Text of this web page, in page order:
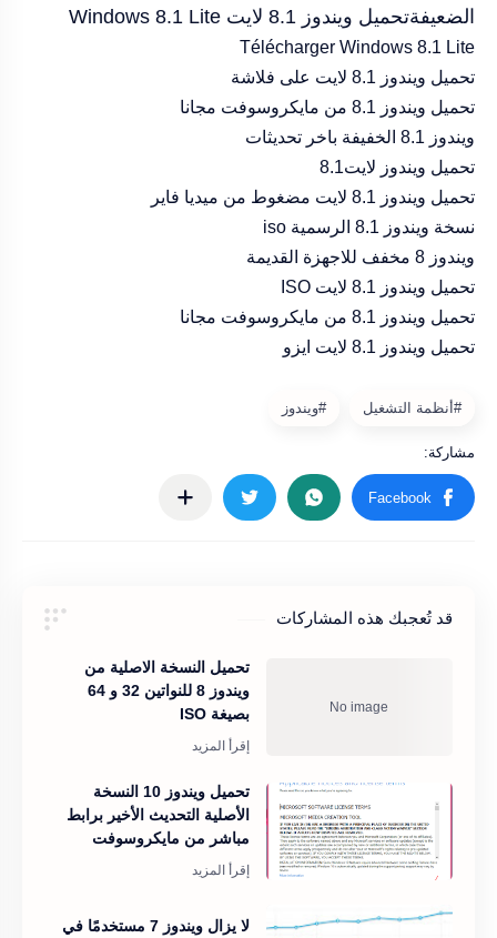
الضعيفةتحميل ويندوز 8.1 لايت Windows 8.1 Lite
Télécharger Windows 8.1 Lite
تحميل ويندوز 8.1 لايت على فلاشة
تحميل ويندوز 8.1 من مايكروسوفت مجانا
ويندوز 8.1 الخفيفة باخر تحديثات
تحميل ويندوز لايت8.1
تحميل ويندوز 8.1 لايت مضغوط من ميديا فاير
نسخة ويندوز 8.1 الرسمية iso
ويندوز 8 مخفف للاجهزة القديمة
تحميل ويندوز 8.1 لايت ISO
تحميل ويندوز 8.1 من مايكروسوفت مجانا
تحميل ويندوز 8.1 لايت ايزو
قد تُعجبك هذه المشاركات
تحميل النسخة الاصلية من
ويندوز 8 للنواتين 32 و 64
بصيغة ISO
تحميل ويندوز 10 النسخة
الأصلية التحديث الأخير برابط
مباشر من مايكروسوفت
لا يزال ويندوز 7 مستخدمًا في